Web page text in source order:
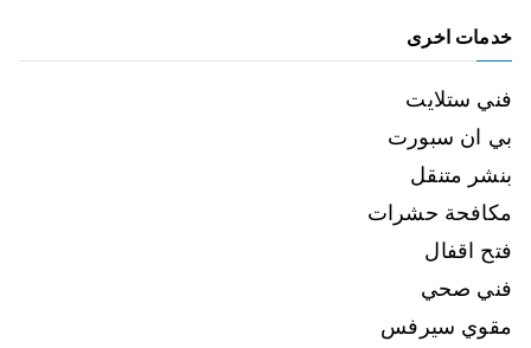
خدمات اخرى
فني ستلايت
بي ان سبورت
بنشر متنقل
مكافحة حشرات
فتح اقفال
فني صحي
مقوي سيرفس